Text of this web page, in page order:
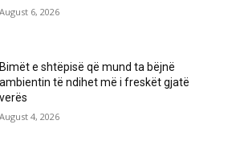
August 6, 2026
Bimët e shtëpisë që mund ta bëjnë
ambientin të ndihet më i freskët gjatë
verës
August 4, 2026